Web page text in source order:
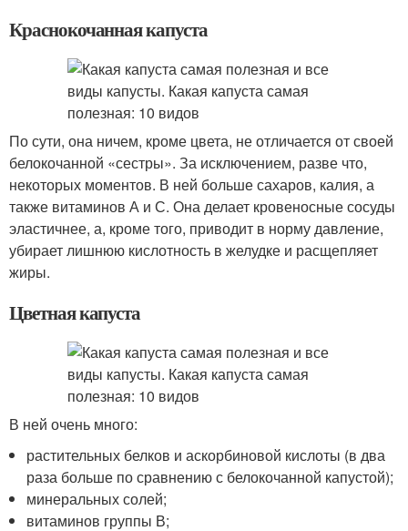
Краснокочанная капуста
По сути, она ничем, кроме цвета, не отличается от своей
белокочанной «сестры». За исключением, разве что,
некоторых моментов. В ней больше сахаров, калия, а
также витаминов А и С. Она делает кровеносные сосуды
эластичнее, а, кроме того, приводит в норму давление,
убирает лишнюю кислотность в желудке и расщепляет
жиры.
Цветная капуста
В ней очень много:
растительных белков и аскорбиновой кислоты (в два
раза больше по сравнению с белокочанной капустой);
минеральных солей;
витаминов группы В;